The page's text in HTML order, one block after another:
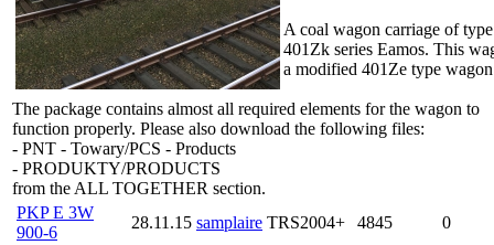
A coal wagon carriage of type
401Zk series Eamos. This
a modified 401Ze type
The package contains almost all required elements for the wagon to
function properly. Please also download the following files:
- PNT - Towary/PCS - Products
- PRODUKTY/PRODUCTS
from the ALL TOGETHER section.
PKP E 3W
900-6
28.11.15 samplaire TRS2004+ 4845
0